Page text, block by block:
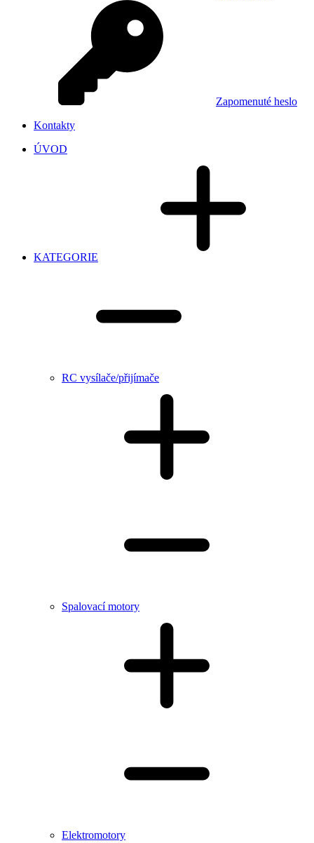
Zapomenuté heslo
Kontakty
ÚVOD
KATEGORIE
RC vysílače/přijímače
Spalovací motory
Elektromotory